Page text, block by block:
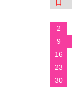
日
2
9
16
23
30